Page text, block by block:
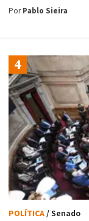
PorPablo Sieira
POLÍTICA/ Senado